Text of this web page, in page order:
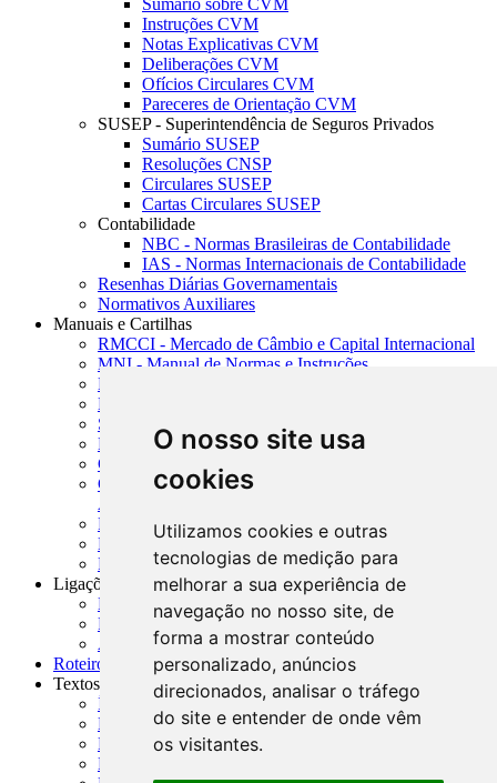
O nosso site usa
cookies
Utilizamos cookies e outras
tecnologias de medição para
melhorar a sua experiência de
navegação no nosso site, de
forma a mostrar conteúdo
personalizado, anúncios
direcionados, analisar o tráfego
do site e entender de onde vêm
os visitantes.
Sumário sobre CVM
Instruções CVM
Notas Explicativas CVM
Deliberações CVM
Ofícios Circulares CVM
Pareceres de Orientação CVM
SUSEP - Superintendência de Seguros Privados
Sumário SUSEP
Resoluções CNSP
Circulares SUSEP
Cartas Circulares SUSEP
Contabilidade
NBC - Normas Brasileiras de Contabilidade
IAS - Normas Internacionais de Contabilidade
Resenhas Diárias Governamentais
Normativos Auxiliares
Manuais e Cartilhas
RMCCI - Mercado de Câmbio e Capital Internacional
MNI - Manual de Normas e Instruções
MTVM - Manual de Títulos e Valores Mobiliários
MCR - Manual de Crédito Rural
SISORF - Manual de Organização do SFN
MASUP - Manual de Supervisão Bancária
CADOC - Catálogo de Documentos
CNAE-CONCLA - Classificação Nacional de
Atividades Econômicas
PMF - Cartilhas do BCB
Manuais Auxiliares do BCB e Cosif-e
Resenhas Diárias Governamentais
Ligações Externas
Links Úteis
Presidência da República
Agências Nacionais Reguladoras
Roteiros para Estudos
Textos
Índice de Textos
Editorial
Monografias
Na Imprensa